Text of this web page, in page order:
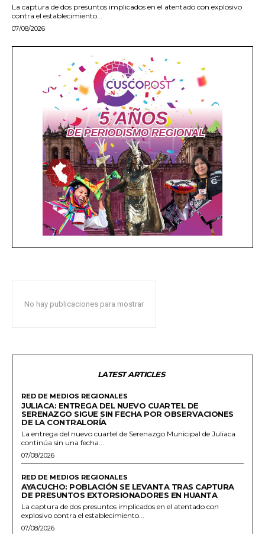
La captura de dos presuntos implicados en el atentado con explosivo
contra el establecimiento...
07/08/2026
No hay publicaciones para mostrar
LATEST ARTICLES
RED DE MEDIOS REGIONALES
JULIACA: ENTREGA DEL NUEVO CUARTEL DE
SERENAZGO SIGUE SIN FECHA POR OBSERVACIONES
DE LA CONTRALORÍA
La entrega del nuevo cuartel de Serenazgo Municipal de Juliaca
continúa sin una fecha...
07/08/2026
RED DE MEDIOS REGIONALES
AYACUCHO: POBLACIÓN SE LEVANTA TRAS CAPTURA
DE PRESUNTOS EXTORSIONADORES EN HUANTA
La captura de dos presuntos implicados en el atentado con
explosivo contra el establecimiento...
07/08/2026